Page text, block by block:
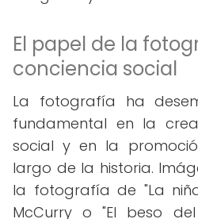
El papel de la
conciencia social
La fotografía ha
fundamental en la
social y en la
largo de la historia.
la fotografía de "La
McCurry o "El beso